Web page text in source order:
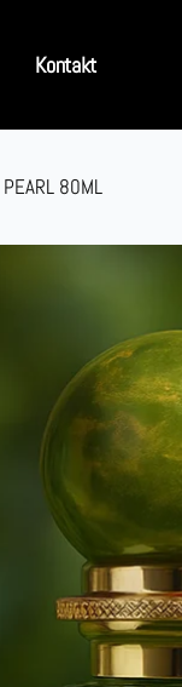
Kontakt
PEARL 80ML